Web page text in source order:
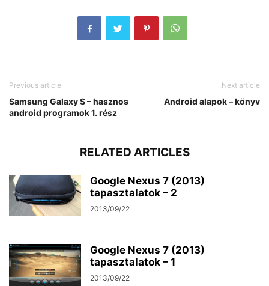
Previous article
Samsung Galaxy S – hasznos
android programok 1. rész
Next article
Android alapok – könyv
RELATED ARTICLES
Google Nexus 7 (2013)
tapasztalatok – 2
2013/09/22
Google Nexus 7 (2013)
tapasztalatok – 1
2013/09/22